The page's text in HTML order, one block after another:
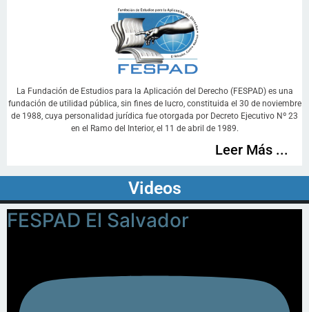
La Fundación de Estudios para la Aplicación del Derecho (FESPAD) es una
fundación de utilidad pública, sin fines de lucro, constituida el 30 de noviembre
de 1988, cuya personalidad jurídica fue otorgada por Decreto Ejecutivo Nº 23
en el Ramo del Interior, el 11 de abril de 1989.
Leer Más ...
Videos
FESPAD El Salvador